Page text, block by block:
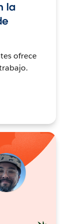
la
ofrece